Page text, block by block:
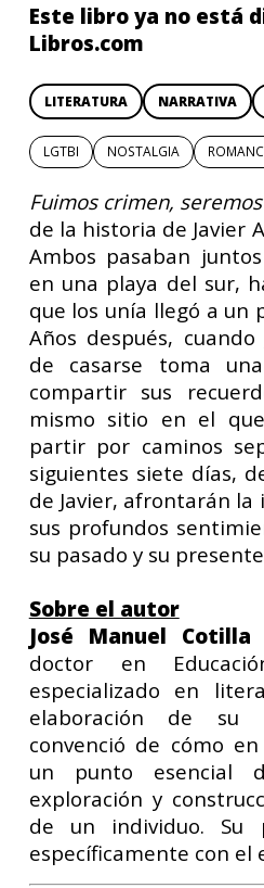
Este libro ya no está
Libros.com
LITERATURA NARRATIVA
LGTBI NOSTALGIA
Fuimos crimen,
de la historia de Javier
Ambos pasaban
en una playa del sur,
que los unía llegó a un
Años después,
de casarse toma
compartir sus
mismo sitio en el
partir por caminos
siguientes siete días,
de Javier, afrontarán
sus profundos
su pasado y su
Sobre el autor
José Manuel Cotilla
doctor en
especializado en
elaboración de su
convenció de cómo
un punto esencial
exploración y
de un individuo. Su
específicamente con el